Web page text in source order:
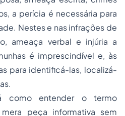
a perícia é necessária para
Nestes e nas infrações de
ameaça verbal e injúria a
é imprescindível e, às
para identificá-las, localizá-
como entender o termo
peça informativa sem